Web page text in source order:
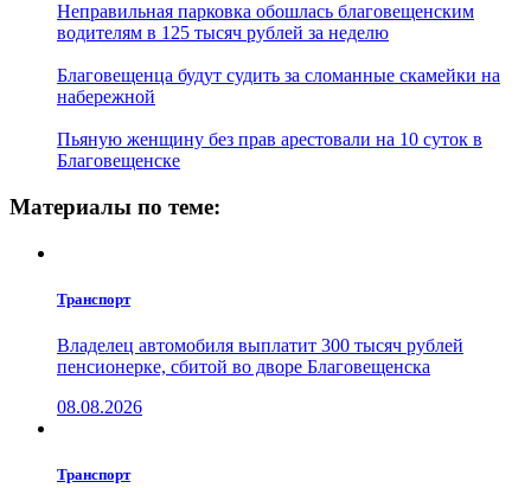
Неправильная парковка обошлась благовещенским
водителям в 125 тысяч рублей за неделю
Благовещенца будут судить за сломанные скамейки на
набережной
Пьяную женщину без прав арестовали на 10 суток в
Благовещенске
Материалы по теме:
Транспорт
Владелец автомобиля выплатит 300 тысяч рублей
пенсионерке, сбитой во дворе Благовещенска
08.08.2026
Транспорт